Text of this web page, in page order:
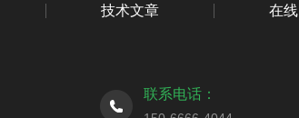
技术文章 在
联系电话：